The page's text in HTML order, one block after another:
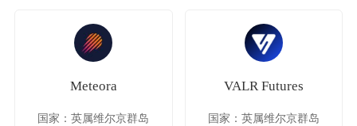
Meteora
国家：英属维尔京群岛
VALR Futures
国家：英属维尔京群岛